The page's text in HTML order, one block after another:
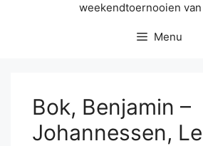
weekendtoernooien
Menu
Bok, Benjamin –
Johannessen,